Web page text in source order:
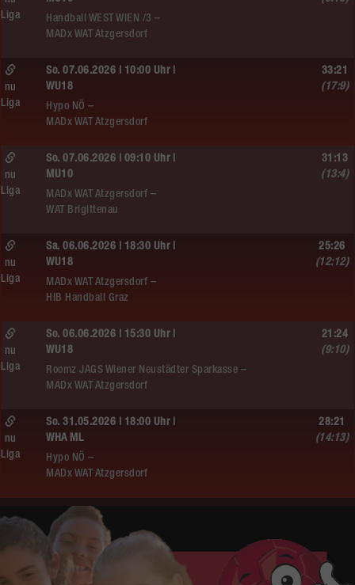
Handball WEST WIEN /3 –
MADx WAT Atzgersdorf
Liga
So. 07.06.2026 | 10:00 Uhr |
WU18
Hypo NÖ –
MADx WAT Atzgersdorf
nu
Liga
33:21
(17:9)
So. 07.06.2026 | 09:10 Uhr |
MU10
MADx WAT Atzgersdorf –
WAT Brigittenau
nu
Liga
31:13
(13:4)
Sa. 06.06.2026 | 18:30 Uhr |
WU18
MADx WAT Atzgersdorf –
HIB Handball Graz
nu
Liga
25:26
(12:12)
So. 06.06.2026 | 15:30 Uhr |
WU18
Roomz JAGS Wiener Neustädter Sparkasse –
MADx WAT Atzgersdorf
nu
Liga
21:24
(9:10)
So. 31.05.2026 | 18:00 Uhr |
WHA ML
Hypo NÖ –
MADx WAT Atzgersdorf
nu
Liga
28:21
(14:13)